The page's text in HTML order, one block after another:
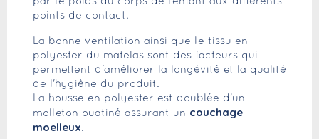
points de contact.
La bonne ventilation ainsi que le tissu en
polyester du matelas sont des facteurs qui
permettent d'améliorer la longévité et la qualité
de l'hygiène du produit.
La housse en polyester est doublée d’un
molleton ouatiné assurant un couchage
moelleux.